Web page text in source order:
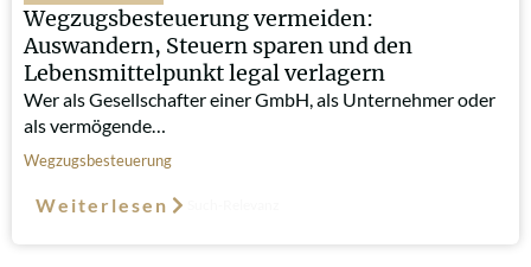
Wegzugsbesteuerung vermeiden:
Auswandern, Steuern sparen und den
Lebensmittelpunkt legal verlagern
Wer als Gesellschafter einer GmbH, als Unternehmer oder
als vermögende…
Wegzugsbesteuerung
Weiterlesen